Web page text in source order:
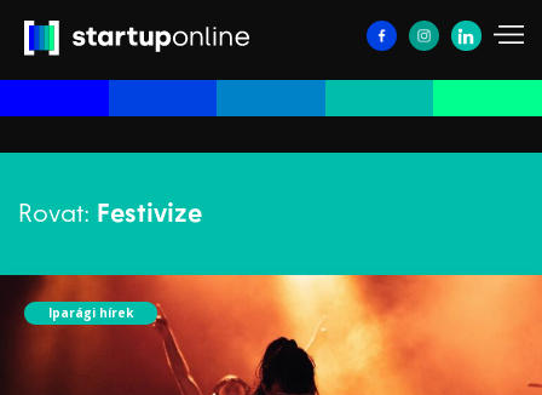
Rovat: Festivize
Iparági hírek